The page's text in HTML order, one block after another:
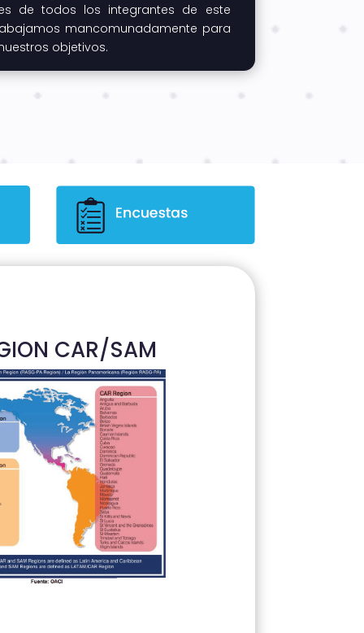
de todos los integrantes de este
mancomunadamente para
objetivos.
CAR/SAM